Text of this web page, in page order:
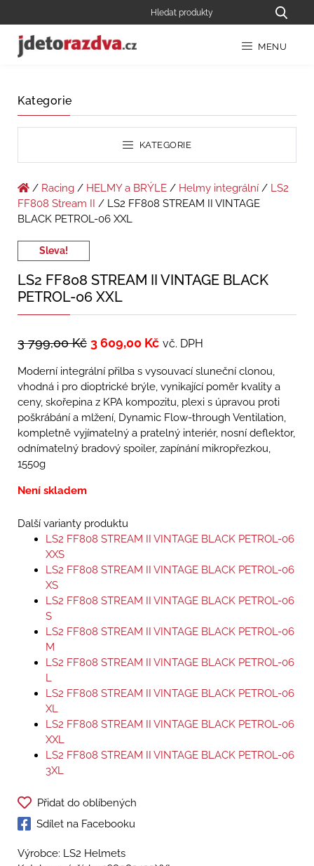
MENU
Kategorie
KATEGORIE
/ Racing / HELMY a BRÝLE / Helmy integrální / LS2
FF808 Stream II
/ LS2 FF808 STREAM II VINTAGE
BLACK PETROL-06 XXL
Sleva!
LS2 FF808 STREAM II VINTAGE BLACK
PETROL-06 XXL
3 799,00Kč 3 609,00 Kč vč. DPH
Moderní integrální přilba s vysouvací sluneční clonou,
vhodná i pro dioptrické brýle, vynikající poměr kvality a
ceny, skořepina z KPA kompozitu, plexi s úpravou proti
poškrábání a mlžení, Dynamic Flow-­through Ventilation,
kompletně vyjímatelný a pratelný interiér, nosní deflektor,
odnímatelný bradový spoiler, zapínání mikropřezkou,
1550g
Není skladem
Další varianty produktu
LS2 FF808 STREAM II VINTAGE BLACK PETROL-06
XXS
LS2 FF808 STREAM II VINTAGE BLACK PETROL-06
XS
LS2 FF808 STREAM II VINTAGE BLACK PETROL-06
S
LS2 FF808 STREAM II VINTAGE BLACK PETROL-06
M
LS2 FF808 STREAM II VINTAGE BLACK PETROL-06
L
LS2 FF808 STREAM II VINTAGE BLACK PETROL-06
XL
LS2 FF808 STREAM II VINTAGE BLACK PETROL-06
XXL
LS2 FF808 STREAM II VINTAGE BLACK PETROL-06
3XL
Přidat do oblíbených
Sdílet na Facebooku
Výrobce: LS2 Helmets